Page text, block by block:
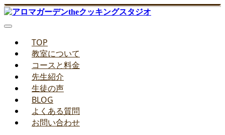
TOP
教室について
コースと料金
先生紹介
生徒の声
BLOG
よくある質問
お問い合わせ